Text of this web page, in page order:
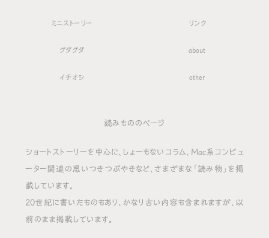
ミニストーリー
グダグダ
イチオシ
リンク
about
other
読みもののページ
ショートストーリーを中心に、しょーもないコラム、Mac系コンピュ
ーター関連の思いつきつぶやきなど、さまざまな「読み物」を掲
載しています。
20世紀に書いたものもあり、かなり古い内容も含まれますが、以
前のまま掲載しています。